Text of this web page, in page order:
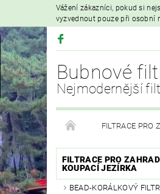
Vážení zákazníci, pokud si
vyzvednout pouze při osobní
Bubnové
Nejmodernější
FILTRACE PRO
HYDROIZOLAČNÍ FÓLIE
VZDUCHOVÁ
FILTRACE PRO
KOUPACÍ JEZÍRKA
BEAD-KORÁLKOVÝ FILTR